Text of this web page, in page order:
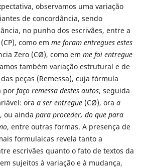
observamos uma variação
de concordância, sendo
no punho dos escrivães, entre a
como em me foram entregues estes
Zero (CØ), como em me foi entregue
também variação estrutural e de
peças (Remessa), cuja fórmula
por faço remessa destes autos, seguida
ora a ser entregue(CØ), ora a
ou ainda para proceder, do que para
, entre outras formas. A presença de
formulaicas revela tanto a
escrivães quanto o fato de textos da
sujeitos à variação e à mudança,